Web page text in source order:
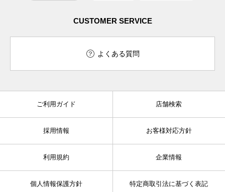
CUSTOMER SERVICE
よくある質問
ご利用ガイド 店舗検索
採用情報 お客様対応方針
利用規約 企業情報
個人情報保護方針 特定商取引法に基づく表記